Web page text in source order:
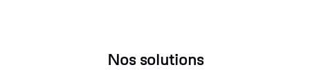
Nos solutions